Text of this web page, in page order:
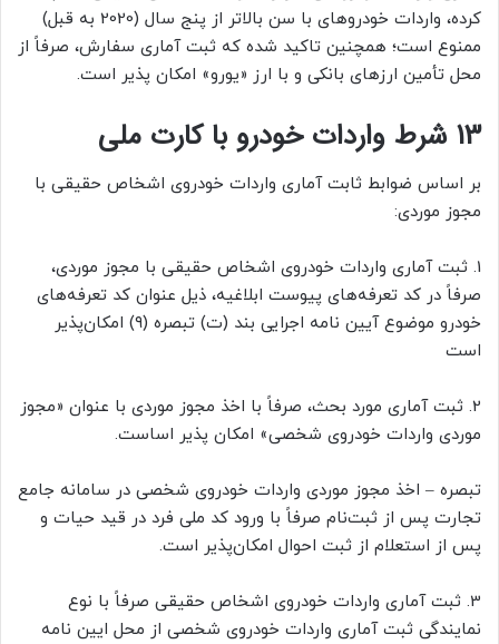
کرده، واردات خودروهای با سن بالاتر از پنج سال (2020 به قبل)
ممنوع است؛ همچنین تاکید شده که ثبت آماری سفارش، صرفاً از
محل تأمین ارزهای بانکی و با ارز «یورو» امکان پذیر است.
13 شرط واردات خودرو با کارت ملی
بر اساس ضوابط ثابت آماری واردات خودروی اشخاص حقیقی با
مجوز موردی:
1. ثبت آماری واردات خودروی اشخاص حقیقی با مجوز موردی،
صرفاً در کد تعرفه‌های پیوست ابلاغیه، ذیل عنوان کد تعرفه‌های
خودرو موضوع آیین نامه اجرایی بند (ت) تبصره (۹) امکان‌پذیر
است
2. ثبت آماری مورد بحث، صرفاً با اخذ مجوز موردی با عنوان «مجوز
موردی واردات خودروی شخصی» امکان پذیر اساست.
تبصره – اخذ مجوز موردی واردات خودروی شخصی در سامانه جامع
تجارت پس از ثبت‌نام صرفاً با ورود کد ملی فرد در قید حیات و
پس از استعلام از ثبت احوال امکان‌پذیر است.
3. ثبت آماری واردات خودروی اشخاص حقیقی صرفاً با نوع
نمایندگی ثبت آماری واردات خودروی شخصی از محل ایین نامه